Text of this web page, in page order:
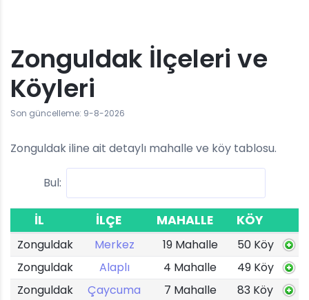
Zonguldak İlçeleri ve
Köyleri
Son güncelleme: 9-8-2026
Zonguldak iline ait detaylı mahalle ve köy tablosu.
Bul:
İL İLÇE MAHALLE KÖY
Zonguldak Merkez 19 Mahalle
50 Köy
Zonguldak
Alaplı 4 Mahalle
49 Köy
Zonguldak
Çaycuma 7 Mahalle
83 Köy